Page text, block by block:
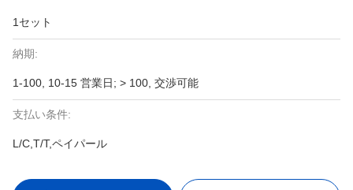
1セット
納期:
1-100, 10-15 営業日; > 100, 交渉可能
支払い条件:
L/C,T/T,ペイパール